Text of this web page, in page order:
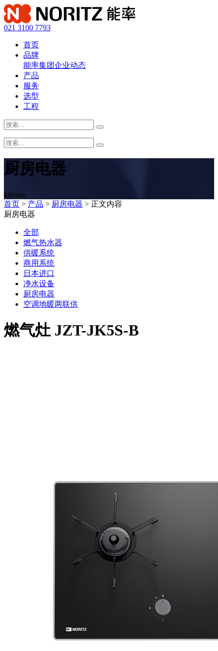
021 3100 7793
首页
品牌
能率集团企业动态
产品
服务
选型
工程
厨房电器
kitchen
首页 > 产品 > 厨房电器 > 正文内容
厨房电器
全部
燃气热水器
供暖系统
商用系统
日本进口
净水设备
厨房电器
空调地暖两联供
燃气灶 JZT-JK5S-B